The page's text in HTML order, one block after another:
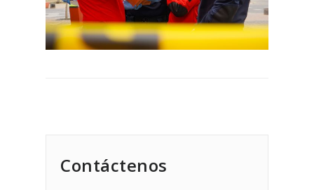
Contáctenos